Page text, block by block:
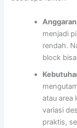
Anggaran
menjadi
rendah.
block
atau area
variasi
praktis,